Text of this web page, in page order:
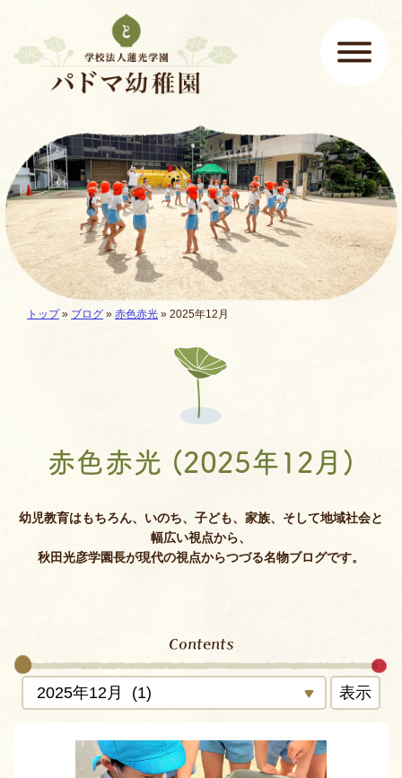
メインメニュー
ここから本文です。
現在地:
トップ» ブログ » 赤色赤光 » 2025年12月
赤色赤光 (2025年12月)
幼児教育はもちろん、いのち、子ども、家族、そして地域社会と
幅広い視点から、
秋田光彦学園長が現代の視点からつづる名物ブログです。
Contents
表示